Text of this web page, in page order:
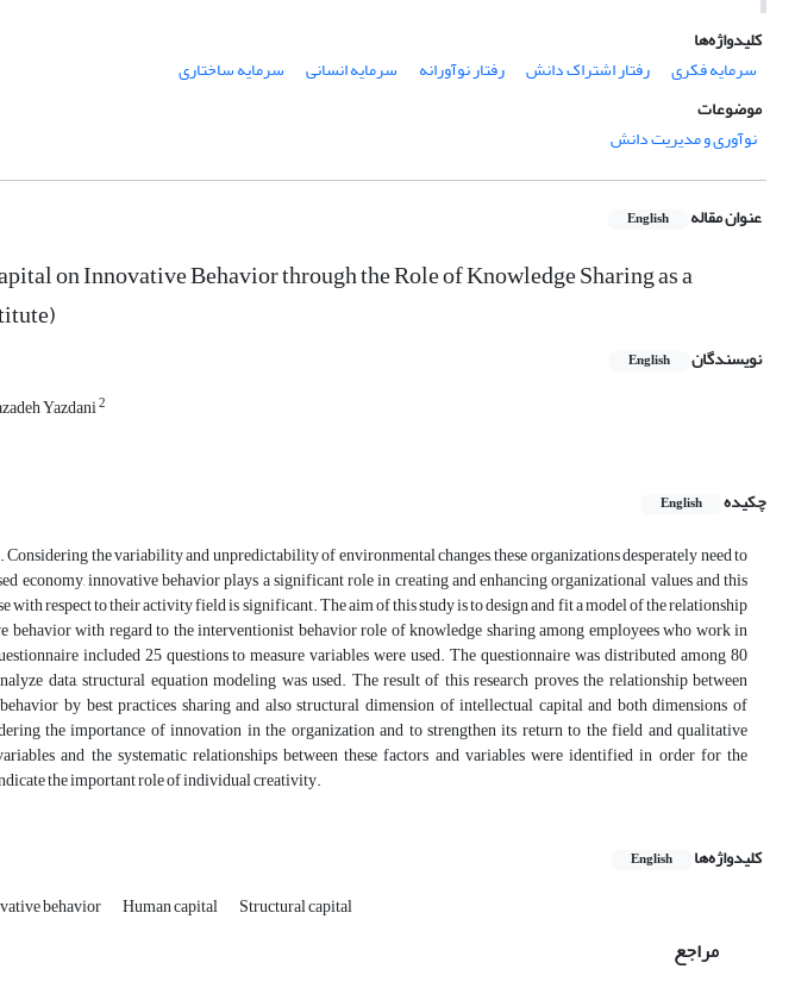
کلیدواژه‌ها
سرمایه فکری
رفتار اشتراک دانش رفتار نوآورانه سرمایه انسانی
سرمایه ساختاری
موضوعات
نوآوری و مدیریت دانش
عنوان مقاله English
on Innovative Behavior through the Role of Knowledge Sharing as a
نویسندگان English
Yazdani2
چکیده
English
the variability and unpredictability of environmental changes, these organizations desperately need to
economy, innovative behavior plays a significant role in creating and enhancing organizational values and this
with respect to their activity field is significant. The aim of this study is to design and fit a model of the relationship
behavior with regard to the interventionist behavior role of knowledge sharing among employees who work in
included 25 questions to measure variables were used. The questionnaire was distributed among 80
data, structural equation modeling was used. The result of this research proves the relationship between
by best practices sharing and also structural dimension of intellectual capital and both dimensions of
the importance of innovation in the organization and to strengthen its return to the field and qualitative
and the systematic relationships between these factors and variables were identified in order for the
the important role of individual creativity.
کلیدواژه‌ها English
behavior Human capital Structural capital
مراجع